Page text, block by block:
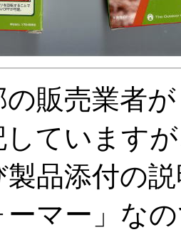
の販売業者
しています
品添付の
ーマー」な